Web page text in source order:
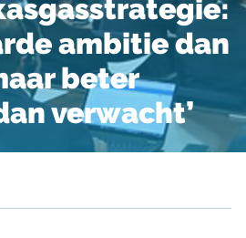
ambitie dan
beter
verwacht’